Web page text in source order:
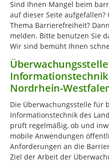
Sind Ihnen Mängel beim
auf dieser Seite aufgefallen?
Thema Barrierefreiheit?
melden. Bitte benutzen Sie
Wir sind bemüht Ihnen
Informationstechnik
Nordrhein-
Die Überwachungsstelle für
Informationstechnik des
prüft regelmäßig, ob und
mobile Anwendungen
Anforderungen an die
Ziel der Arbeit der